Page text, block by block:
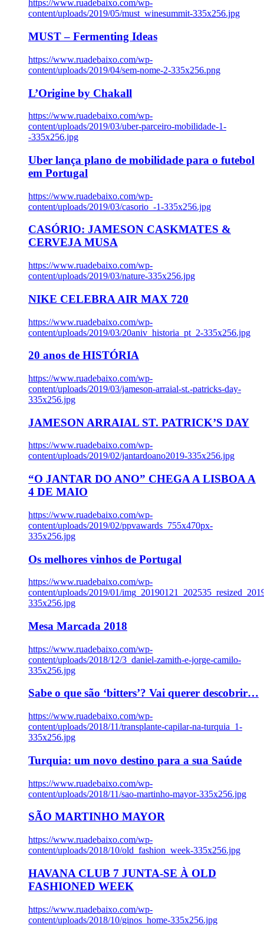
https://www.ruadebaixo.com/wp-
content/uploads/2019/05/must_winesummit-335x256.jpg
MUST – Fermenting Ideas
https://www.ruadebaixo.com/wp-
content/uploads/2019/04/sem-nome-2-335x256.png
L’Origine by Chakall
https://www.ruadebaixo.com/wp-
content/uploads/2019/03/uber-parceiro-mobilidade-1-
-335x256.jpg
Uber lança plano de mobilidade para o futebol
em Portugal
https://www.ruadebaixo.com/wp-
content/uploads/2019/03/casorio_-1-335x256.jpg
CASÓRIO: JAMESON CASKMATES &
CERVEJA MUSA
https://www.ruadebaixo.com/wp-
content/uploads/2019/03/nature-335x256.jpg
NIKE CELEBRA AIR MAX 720
https://www.ruadebaixo.com/wp-
content/uploads/2019/03/20aniv_historia_pt_2-335x256.jpg
20 anos de HISTÓRIA
https://www.ruadebaixo.com/wp-
content/uploads/2019/03/jameson-arraial-st.-patricks-day-
335x256.jpg
JAMESON ARRAIAL ST. PATRICK’S DAY
https://www.ruadebaixo.com/wp-
content/uploads/2019/02/jantardoano2019-335x256.jpg
“O JANTAR DO ANO” CHEGA A LISBOA A
4 DE MAIO
https://www.ruadebaixo.com/wp-
content/uploads/2019/02/ppvawards_755x470px-
335x256.jpg
Os melhores vinhos de Portugal
https://www.ruadebaixo.com/wp-
content/uploads/2019/01/
335x256.jpg
Mesa Marcada 2018
https://www.ruadebaixo.com/wp-
content/uploads/2018/12/3_daniel-zamith-e-jorge-camilo-
335x256.jpg
Sabe o que são ‘bitters’? Vai querer descobrir…
https://www.ruadebaixo.com/wp-
content/uploads/2018/11/transplante-capilar-na-turquia_1-
335x256.jpg
Turquia: um novo destino para a sua Saúde
https://www.ruadebaixo.com/wp-
content/uploads/2018/11/sao-martinho-mayor-335x256.jpg
SÃO MARTINHO MAYOR
https://www.ruadebaixo.com/wp-
content/uploads/2018/10/old_fashion_week-335x256.jpg
HAVANA CLUB 7 JUNTA-SE À OLD
FASHIONED WEEK
https://www.ruadebaixo.com/wp-
content/uploads/2018/10/ginos_home-335x256.jpg